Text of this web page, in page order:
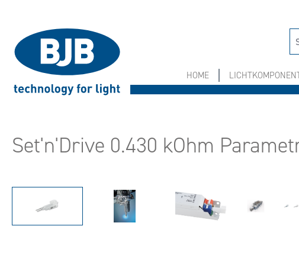
HOME
Set'n'Drive 0.430 kOhm
Bildergalerie überspringen